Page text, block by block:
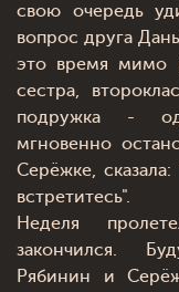
свою очередь
вопрос друга
это время мимо
сестра,
подружка -
мгновенно
Серёжке,
встретитесь".
Неделя
закончился.
Рябинин и